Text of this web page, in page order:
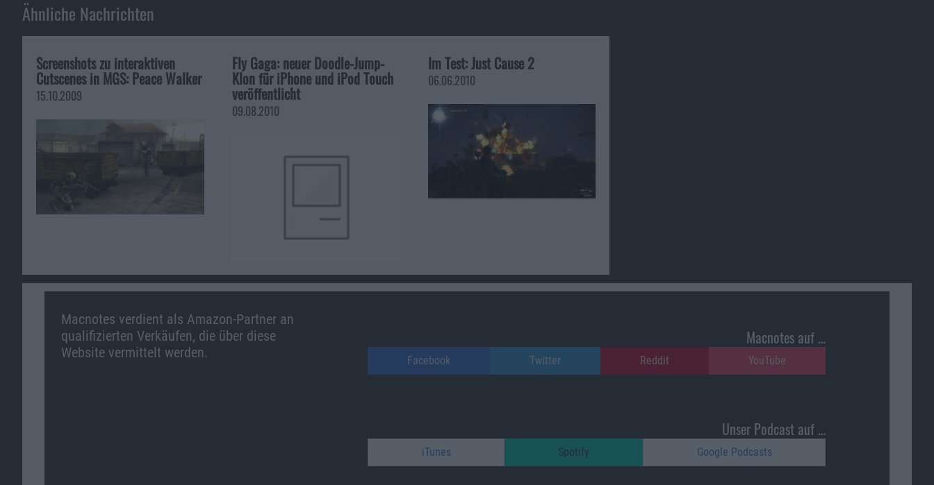
Ähnliche Nachrichten
Screenshots zu interaktiven
Cutscenes in MGS: Peace Walker
15.10.2009
Fly Gaga: neuer Doodle-Jump-
Klon für iPhone und iPod Touch
veröffentlicht
09.08.2010
Im Test: Just Cause 2
06.06.2010
Macnotes verdient als Amazon-Partner an
qualifizierten Verkäufen, die über diese
Website vermittelt werden.
Macnotes auf …
Facebook Twitter Reddit YouTube
Unser Podcast auf …
iTunes Spotify Google Podcasts